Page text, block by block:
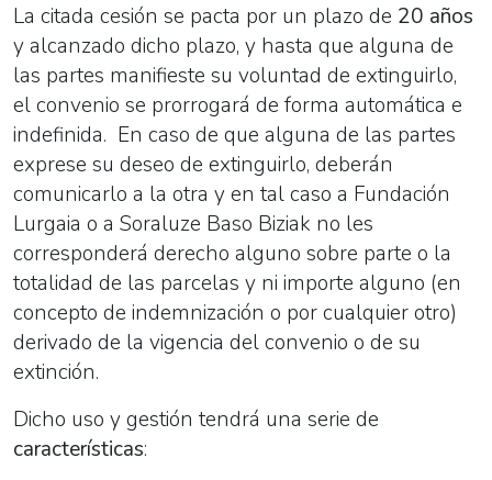
La citada cesión se pacta por un plazo de 20 años
y alcanzado dicho plazo, y hasta que alguna de
las partes manifieste su voluntad de extinguirlo,
el convenio se prorrogará de forma automática e
indefinida. En caso de que alguna de las partes
exprese su deseo de extinguirlo, deberán
comunicarlo a la otra y en tal caso a Fundación
Lurgaia o a Soraluze Baso Biziak no les
corresponderá derecho alguno sobre parte o la
totalidad de las parcelas y ni importe alguno (en
concepto de indemnización o por cualquier otro)
derivado de la vigencia del convenio o de su
extinción.
Dicho uso y gestión tendrá una serie de
características: